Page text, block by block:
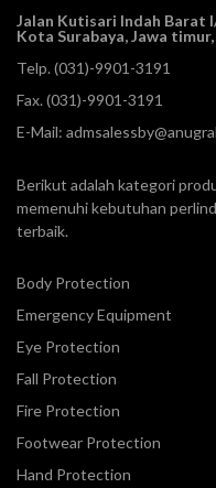
Jalan Kutisari Indah Barat
Kota Surabaya, Jawa
Telp. (031)-9901-3191
Fax. (031)-9901-3191
E-Mail:
Berikut adalah kategori
memenuhi kebutuhan
terbaik.
Body Protection
Emergency Equipment
Eye Protection
Fall Protection
Fire Protection
Footwear Protection
Hand Protection